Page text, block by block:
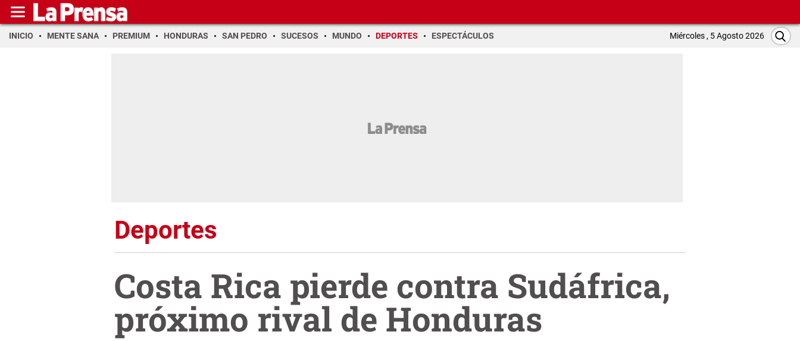
INICIO MENTE SANA PREMIUM HONDURAS SAN PEDRO SUCESOS MUNDO DEPORTES ESPECTÁCULOS Miércoles , 5 Agosto 2026
Deportes
Costa Rica pierde contra Sudáfrica,
próximo rival de Honduras